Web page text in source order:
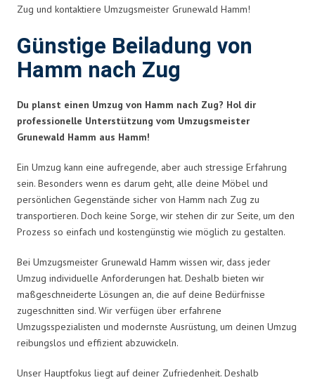
Zug und kontaktiere Umzugsmeister Grunewald Hamm!
Günstige Beiladung von
Hamm nach Zug
Du planst einen Umzug von Hamm nach Zug? Hol dir
professionelle Unterstützung vom Umzugsmeister
Grunewald Hamm aus Hamm!
Ein Umzug kann eine aufregende, aber auch stressige Erfahrung
sein. Besonders wenn es darum geht, alle deine Möbel und
persönlichen Gegenstände sicher von Hamm nach Zug zu
transportieren. Doch keine Sorge, wir stehen dir zur Seite, um den
Prozess so einfach und kostengünstig wie möglich zu gestalten.
Bei Umzugsmeister Grunewald Hamm wissen wir, dass jeder
Umzug individuelle Anforderungen hat. Deshalb bieten wir
maßgeschneiderte Lösungen an, die auf deine Bedürfnisse
zugeschnitten sind. Wir verfügen über erfahrene
Umzugsspezialisten und modernste Ausrüstung, um deinen Umzug
reibungslos und effizient abzuwickeln.
Unser Hauptfokus liegt auf deiner Zufriedenheit. Deshalb